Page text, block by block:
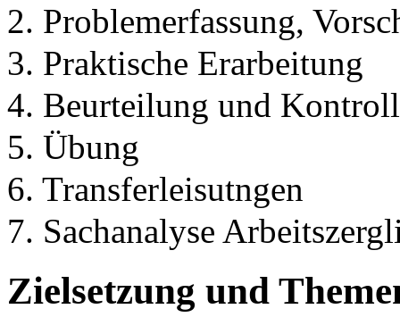
2. Problemerfassung,
3. Praktische Erarbeitung
4. Beurteilung und
5. Übung
6. Transferleisutngen
7. Sachanalyse
Zielsetzung und